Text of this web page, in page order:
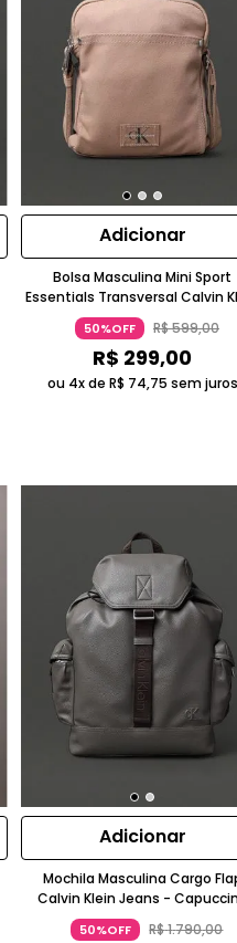
Adicionar
Bolsa Masculina Mini Sport
Essentials Transversal Calvin
Jeans Caqui Claro
50%OFF R$599,00
R$ 299,00
ou 4x de R$ 74,75 sem juros
Adicionar
Mochila Masculina Cargo
Calvin Klein Jeans -
50%OFF R$1.790,00